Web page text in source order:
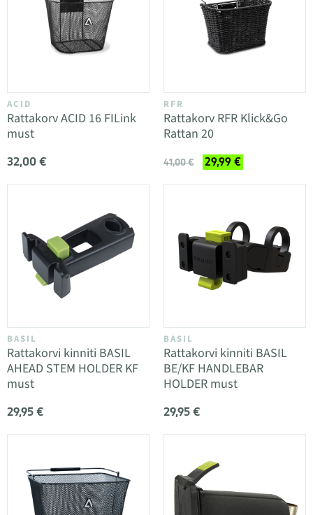
ACID
Rattakorv ACID 16 FILink
must
32,00 €
RFR
Rattakorv RFR Klick&Go
Rattan 20
41,00 € 29,99 €
BASIL
Rattakorvi kinniti BASIL
AHEAD STEM HOLDER KF
must
29,95 €
BASIL
Rattakorvi kinniti BASIL
BE/KF HANDLEBAR
HOLDER must
29,95 €